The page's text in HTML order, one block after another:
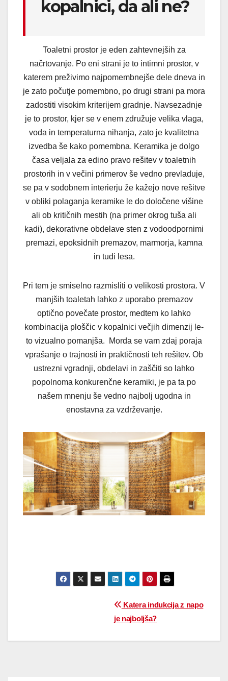
kopalnici, da ali ne?
Toaletni prostor je eden zahtevnejših za
načrtovanje. Po eni strani je to intimni prostor, v
katerem preživimo najpomembnejše dele dneva in
je zato počutje pomembno, po drugi strani pa mora
zadostiti visokim kriterijem gradnje. Navsezadnje
je to prostor, kjer se v enem združuje velika vlaga,
voda in temperaturna nihanja, zato je kvalitetna
izvedba še kako pomembna. Keramika je dolgo
časa veljala za edino pravo rešitev v toaletnih
prostorih in v večini primerov še vedno prevladuje,
se pa v sodobnem interierju že kažejo nove rešitve
v obliki polaganja keramike le do določene višine
ali ob kritičnih mestih (na primer okrog tuša ali
kadi), dekorativne obdelave sten z vodoodpornimi
premazi, epoksidnih premazov, marmorja, kamna
in tudi lesa.
Pri tem je smiselno razmisliti o velikosti prostora. V
manjših toaletah lahko z uporabo premazov
optično povečate prostor, medtem ko lahko
kombinacija ploščic v kopalnici večjih dimenzij le-
to vizualno pomanjša. Morda se vam zdaj poraja
vprašanje o trajnosti in praktičnosti teh rešitev. Ob
ustrezni vgradnji, obdelavi in zaščiti so lahko
popolnoma konkurenčne keramiki, je pa ta po
našem mnenju še vedno najbolj ugodna in
enostavna za vzdrževanje.
Katera indukcija z napo
je najboljša?